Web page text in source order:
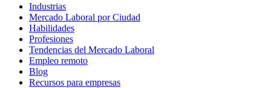
Industrias
Mercado Laboral por Ciudad
Habilidades
Profesiones
Tendencias del Mercado Laboral
Empleo remoto
Blog
Recursos para empresas